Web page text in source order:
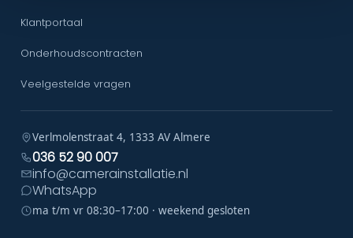
Klantportaal
Onderhoudscontracten
Veelgestelde vragen
Verlmolenstraat 4, 1333 AV Almere
036 52 90 007
info@camerainstallatie.nl
WhatsApp
ma t/m vr 08:30–17:00 · weekend gesloten